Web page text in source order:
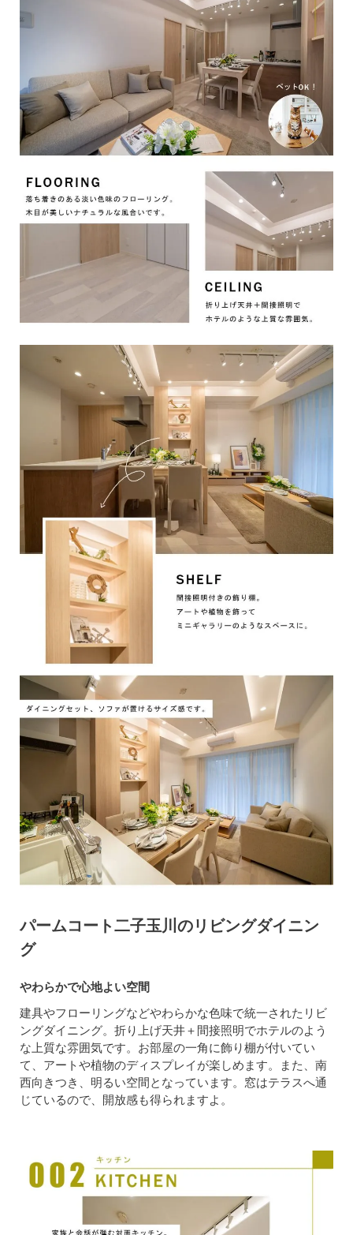
パームコート二子玉川のリビングダイニン
グ
やわらかで心地よい空間
建具やフローリングなどやわらかな色味で統一されたリビ
ングダイニング。折り上げ天井＋間接照明でホテルのよう
な上質な雰囲気です。お部屋の一角に飾り棚が付いてい
て、アートや植物のディスプレイが楽しめます。また、南
西向きつき、明るい空間となっています。窓はテラスへ通
じているので、開放感も得られますよ。